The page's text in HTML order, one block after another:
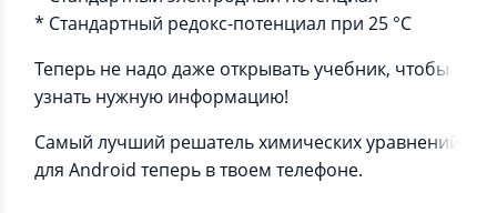
* Стандартный редокс-потенциал при 25 °C
Теперь не надо даже открывать учебник, чтобы
узнать нужную информацию!
Самый лучший решатель химических уравнений
для Android теперь в твоем телефоне.